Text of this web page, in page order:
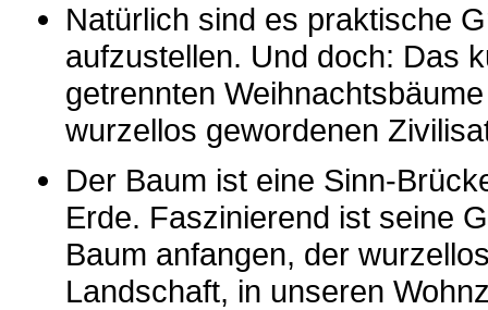
Natürlich sind es praktische
aufzustellen. Und doch: Das
getrennten
wurzellos gewordenen
Der Baum ist eine Sinn-
Erde. Faszinierend ist seine
Baum anfangen, der
Landschaft, in unseren